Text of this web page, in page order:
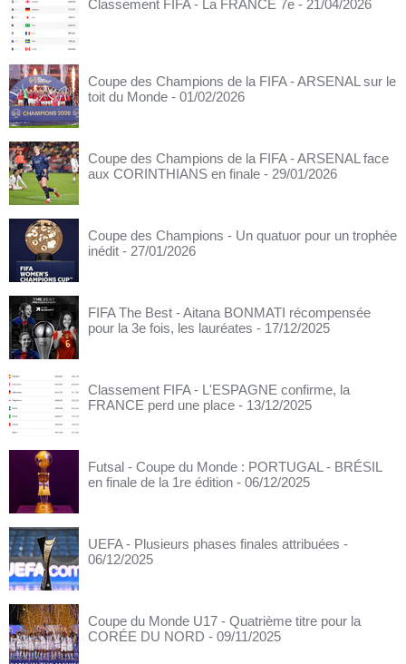
Classement FIFA - La FRANCE 7e - 21/04/2026
Coupe des Champions de la FIFA - ARSENAL sur le
toit du Monde - 01/02/2026
Coupe des Champions de la FIFA - ARSENAL face
aux CORINTHIANS en finale - 29/01/2026
Coupe des Champions - Un quatuor pour un trophée
inédit - 27/01/2026
FIFA The Best - Aitana BONMATI récompensée
pour la 3e fois, les lauréates - 17/12/2025
Classement FIFA - L'ESPAGNE confirme, la
FRANCE perd une place - 13/12/2025
Futsal - Coupe du Monde : PORTUGAL - BRÉSIL
en finale de la 1re édition - 06/12/2025
UEFA - Plusieurs phases finales attribuées -
06/12/2025
Coupe du Monde U17 - Quatrième titre pour la
CORÉE DU NORD - 09/11/2025